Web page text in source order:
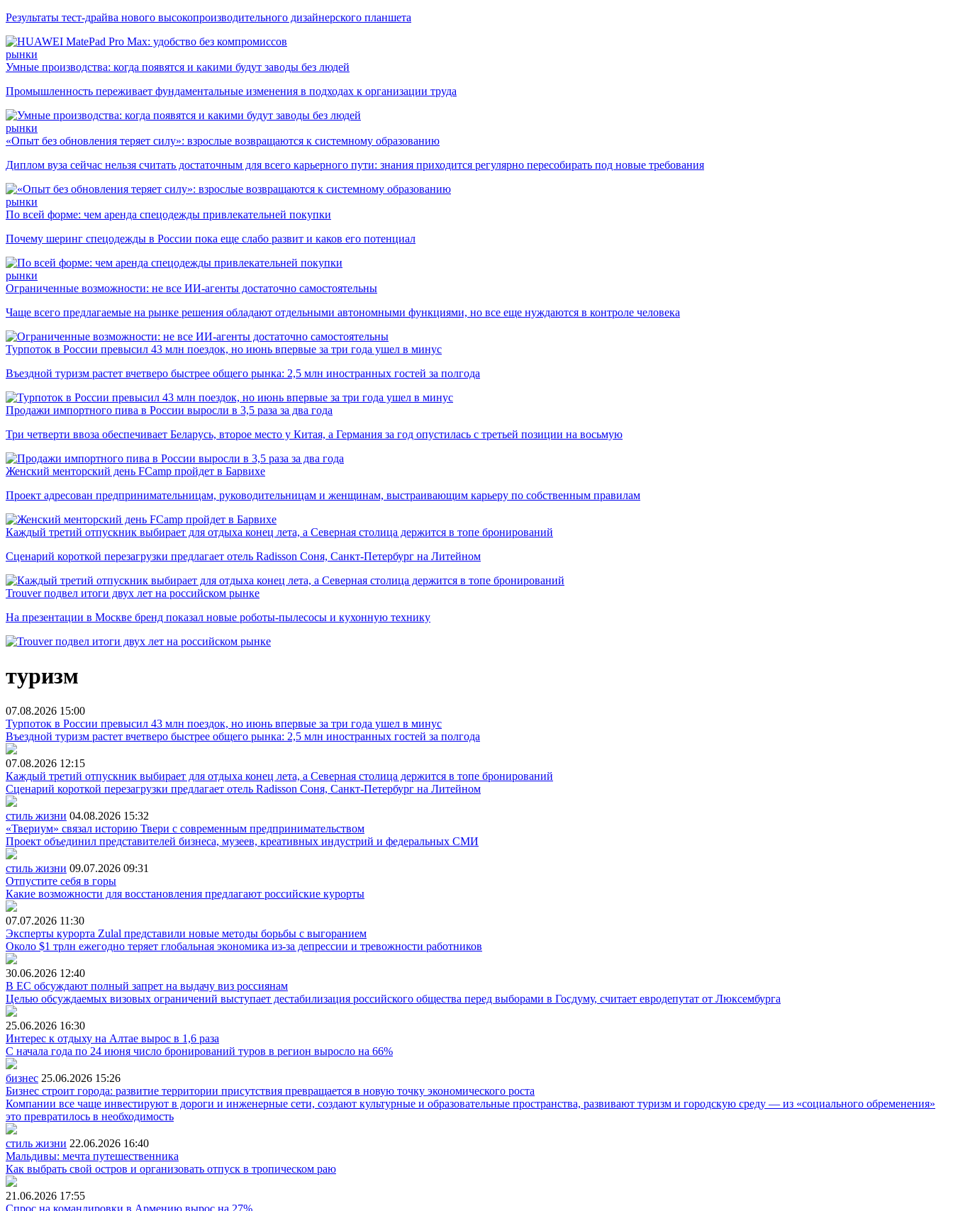
Результаты тест-драйва нового высокопроизводительного дизайнерского планшета
рынки
Умные производства: когда появятся и какими будут заводы без людей
Промышленность переживает фундаментальные изменения в подходах к организации труда
рынки
«Опыт без обновления теряет силу»: взрослые возвращаются к системному образованию
Диплом вуза сейчас нельзя считать достаточным для всего карьерного пути: знания приходится регулярно пересобирать под новые требования
рынки
По всей форме: чем аренда спецодежды привлекательней покупки
Почему шеринг спецодежды в России пока еще слабо развит и каков его потенциал
рынки
Ограниченные возможности: не все ИИ-агенты достаточно самостоятельны
Чаще всего предлагаемые на рынке решения обладают отдельными автономными функциями, но все еще нуждаются в контроле человека
Турпоток в России превысил 43 млн поездок, но июнь впервые за три года ушел в минус
Въездной туризм растет вчетверо быстрее общего рынка: 2,5 млн иностранных гостей за полгода
Продажи импортного пива в России выросли в 3,5 раза за два года
Три четверти ввоза обеспечивает Беларусь, второе место у Китая, а Германия за год опустилась с третьей позиции на восьмую
Женский менторский день FCamp пройдет в Барвихе
Проект адресован предпринимательницам, руководительницам и женщинам, выстраивающим карьеру по собственным правилам
Каждый третий отпускник выбирает для отдыха конец лета, а Северная столица держится в топе бронирований
Сценарий короткой перезагрузки предлагает отель Radisson Соня, Санкт-Петербург на Литейном
Trouver подвел итоги двух лет на российском рынке
На презентации в Москве бренд показал новые роботы-пылесосы и кухонную технику
туризм
07.08.2026 15:00
Турпоток в России превысил 43 млн поездок, но июнь впервые за три года ушел в минус
Въездной туризм растет вчетверо быстрее общего рынка: 2,5 млн иностранных гостей за полгода
07.08.2026 12:15
Каждый третий отпускник выбирает для отдыха конец лета, а Северная столица держится в топе бронирований
Сценарий короткой перезагрузки предлагает отель Radisson Соня, Санкт-Петербург на Литейном
стиль жизни 04.08.2026 15:32
«Твериум» связал историю Твери с современным предпринимательством
Проект объединил представителей бизнеса, музеев, креативных индустрий и федеральных СМИ
стиль жизни 09.07.2026 09:31
Отпустите себя в горы
Какие возможности для восстановления предлагают российские курорты
07.07.2026 11:30
Эксперты курорта Zulal представили новые методы борьбы с выгоранием
Около $1 трлн ежегодно теряет глобальная экономика из-за депрессии и тревожности работников
30.06.2026 12:40
В ЕС обсуждают полный запрет на выдачу виз россиянам
Целью обсуждаемых визовых ограничений выступает дестабилизация российского общества перед выборами в Госдуму, считает евродепутат от Люксембурга
25.06.2026 16:30
Интерес к отдыху на Алтае вырос в 1,6 раза
С начала года по 24 июня число бронирований туров в регион выросло на 66%
бизнес 25.06.2026 15:26
Бизнес строит города: развитие территории присутствия превращается в новую точку экономического роста
Компании все чаще инвестируют в дороги и инженерные сети, создают культурные и образовательные пространства, развивают туризм и городскую среду — из «социального обременения»
это превратилось в необходимость
стиль жизни 22.06.2026 16:40
Мальдивы: мечта путешественника
Как выбрать свой остров и организовать отпуск в тропическом раю
21.06.2026 17:55
Спрос на командировки в Армению вырос на 27%